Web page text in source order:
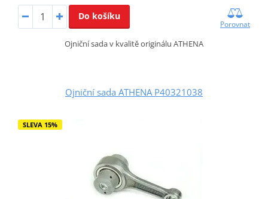
Do košíku
Porovnat
Ojniční sada v kvalitě originálu ATHENA
Ojniční sada ATHENA P40321038
SLEVA 15%